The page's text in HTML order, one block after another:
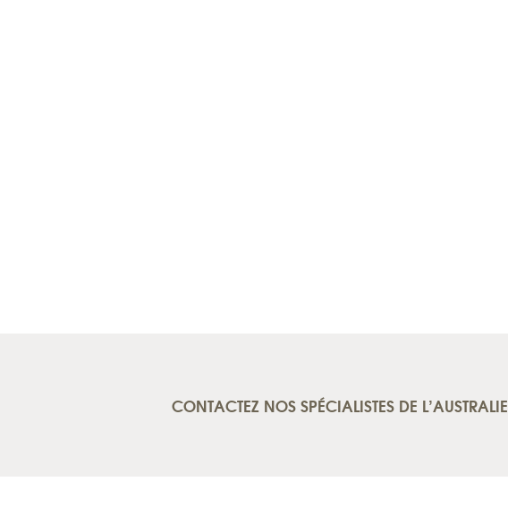
CONTACTEZ NOS SPÉCIALISTES DE L’AUSTRALIE